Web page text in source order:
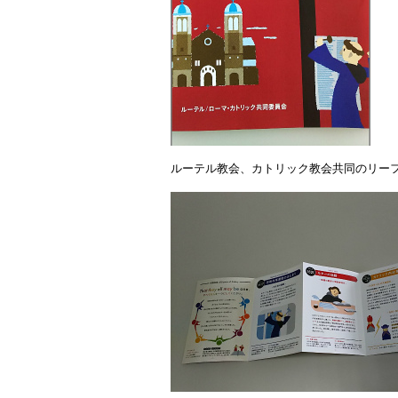
ルーテル教会、カトリック教会共同のリー